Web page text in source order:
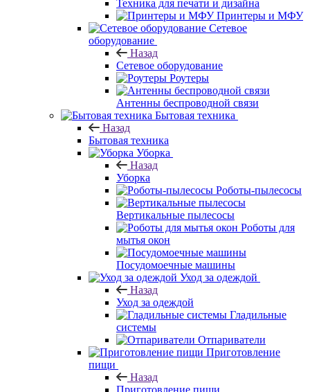
Техника для печати и дизайна
Принтеры и МФУ
Сетевое
оборудование
Назад
Сетевое оборудование
Роутеры
Антенны беспроводной связи
Бытовая техника
Назад
Бытовая техника
Уборка
Назад
Уборка
Роботы-пылесосы
Вертикальные пылесосы
Роботы для
мытья окон
Посудомоечные машины
Уход за одеждой
Назад
Уход за одеждой
Гладильные
системы
Отпариватели
Приготовление
пищи
Назад
Приготовление пищи